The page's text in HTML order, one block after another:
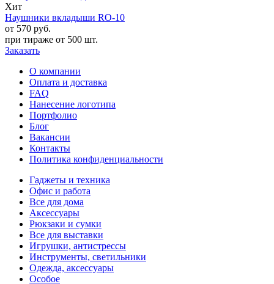
Хит
Наушники вкладыши RO-10
от 570 руб.
при тираже от 500 шт.
Заказать
О компании
Оплата и доставка
FAQ
Нанесение логотипа
Портфолио
Блог
Вакансии
Контакты
Политика конфиденциальности
Гаджеты и техника
Офис и работа
Все для дома
Аксессуары
Рюкзаки и сумки
Все для выставки
Игрушки, антистрессы
Инструменты, светильники
Одежда, аксессуары
Особое